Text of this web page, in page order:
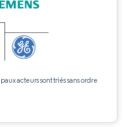
acteurs sont triés sans ordre